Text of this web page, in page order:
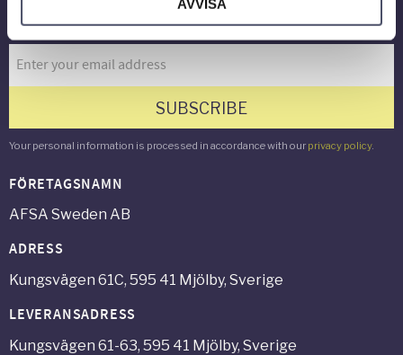
AVVISA
Newsletter
SUBSCRIBE
Your personal information is processed in accordance with our privacy policy.
FÖRETAGSNAMN
AFSA Sweden AB
ADRESS
Kungsvägen 61C, 595 41 Mjölby, Sverige
LEVERANSADRESS
Kungsvägen 61-63, 595 41 Mjölby, Sverige